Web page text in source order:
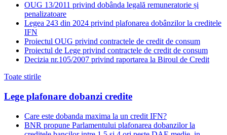
OUG 13/2011 privind dobânda legală remuneratorie și
penalizatoare
Legea 243 din 2024 privind plafonarea dobânzilor la creditele
IFN
Proiectul OUG privind contractele de credit de consum
Proiectul de Lege privind contractele de credit de consum
Decizia nr.105/2007 privind raportarea la Biroul de Credit
Toate stirile
Lege plafonare dobanzi credite
Care este dobanda maxima la un credit IFN?
BNR propune Parlamentului plafonarea dobanzilor la